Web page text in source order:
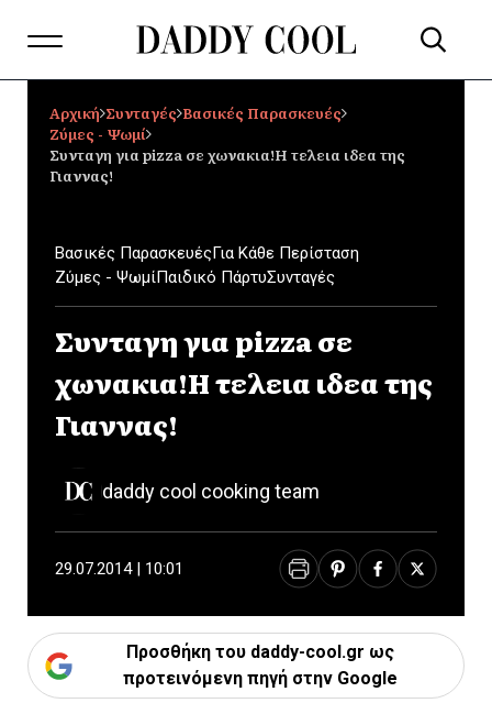
Αρχική Συνταγές Βασικές Παρασκευές
Ζύμες - Ψωμί
Συνταγη για pizza σε χωνακια!Η τελεια ιδεα της
Γιαννας!
Βασικές ΠαρασκευέςΓια Κάθε Περίσταση
Ζύμες - ΨωμίΠαιδικό ΠάρτυΣυνταγές
Συνταγη για pizza σε
χωνακια!Η τελεια ιδεα της
Γιαννας!
daddy cool cooking team
29.07.2014 | 10:01
Προσθήκη του daddy-cool.gr ως
προτεινόμενη πηγή στην Google